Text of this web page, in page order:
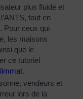
plus fluide et
tout en
Pour ceux qui
les maisons
que le
ce tutoriel
.
vendeurs et
lors de la